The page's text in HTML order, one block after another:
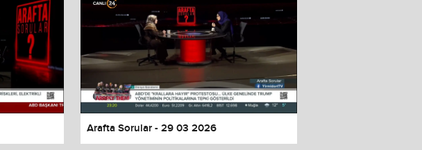
Arafta Sorular - 29 03 2026